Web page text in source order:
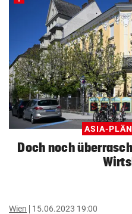
ASIA-
Doch noch
Wien 15.06.2023 19:00